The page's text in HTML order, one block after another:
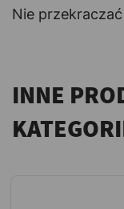
Nie
INNE